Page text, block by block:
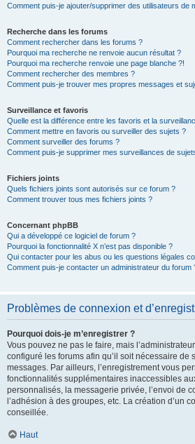
Comment puis-je ajouter/supprimer des utilisateurs de
Recherche dans les forums
Comment rechercher dans les forums ?
Pourquoi ma recherche ne renvoie aucun résultat ?
Pourquoi ma recherche renvoie une page blanche ?!
Comment rechercher des membres ?
Comment puis-je trouver mes propres messages et
Surveillance et favoris
Quelle est la différence entre les favoris et la
Comment mettre en favoris ou surveiller des sujets ?
Comment surveiller des forums ?
Comment puis-je supprimer mes surveillances de
Fichiers joints
Quels fichiers joints sont autorisés sur ce forum ?
Comment trouver tous mes fichiers joints ?
Concernant phpBB
Qui a développé ce logiciel de forum ?
Pourquoi la fonctionnalité X n’est pas disponible ?
Qui contacter pour les abus ou les questions légales
Comment puis-je contacter un administrateur du forum
Problèmes de connexion et
Pourquoi dois-je m’enregistrer ?
Vous pouvez ne pas le faire, mais
configuré les forums afin qu’il soit nécessaire de
messages. Par ailleurs, l’enregistrement vous
fonctionnalités supplémentaires inaccessibles
personnalisés, la messagerie privée, l’envoi de
l’adhésion à des groupes, etc. La création d’un
conseillée.
Haut